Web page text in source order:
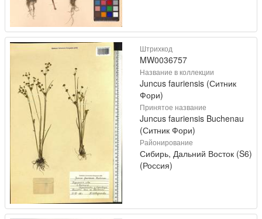
Штрихкод
MW0036757
Название в коллекции
Juncus fauriensis (Ситник
Фори)
Принятое название
Juncus fauriensis Buchenau
(Ситник Фори)
Районирование
Сибирь, Дальний Восток (S6)
(Россия)